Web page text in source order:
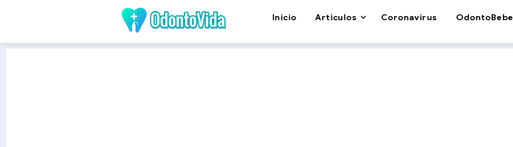
Inicio Articulos Coronavirus OdontoBebe